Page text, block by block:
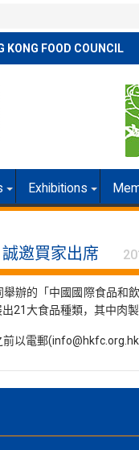
KONG FOOD COUNCIL
Exhibitions
邀買家出席
辦的「中國國際食品
21大食品種類，其中肉
前以電郵